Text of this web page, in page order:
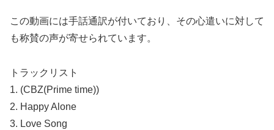
この動画には手話通訳が付いており、その心遣いに対して
も称賛の声が寄せられています。
トラックリスト
1. (CBZ(Prime time))
2. Happy Alone
3. Love Song